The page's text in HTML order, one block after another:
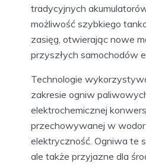
tradycyjnych
możliwość szybkiego
zasięg, otwierając nowe
przyszłych samochodów
Technologie
zakresie ogniw
elektrochemicznej
przechowywanej w
elektryczność. Ogniwa te
ale także przyjazne dla